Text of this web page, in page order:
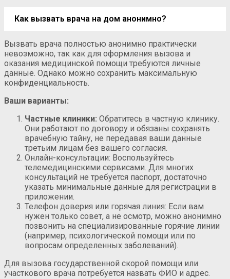
Как вызвать врача на дом анонимно?
Вызвать врача полностью анонимно практически
невозможно, так как для оформления вызова и
оказания медицинской помощи требуются личные
данные. Однако можно сохранить максимальную
конфиденциальность.
Ваши варианты:
Частные клиники: Обратитесь в частную клинику.
Они работают по договору и обязаны сохранять
врачебную тайну, не передавая ваши данные
третьим лицам без вашего согласия.
Онлайн-консультации: Воспользуйтесь
телемедицинскими сервисами. Для многих
консультаций не требуется паспорт, достаточно
указать минимальные данные для регистрации в
приложении.
Телефон доверия или горячая линия: Если вам
нужен только совет, а не осмотр, можно анонимно
позвонить на специализированные горячие линии
(например, психологической помощи или по
вопросам определенных заболеваний).
Для вызова государственной скорой помощи или
участкового врача потребуется назвать ФИО и адрес.